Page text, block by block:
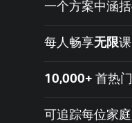
一个方案中涵括
每人畅享无限
10,000+ 首热
可追踪每位家